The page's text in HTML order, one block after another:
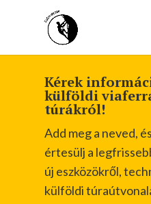
Kérek
külföldi
túrákról!
Add meg a neved,
értesülj a
új eszközökről,
külföldi